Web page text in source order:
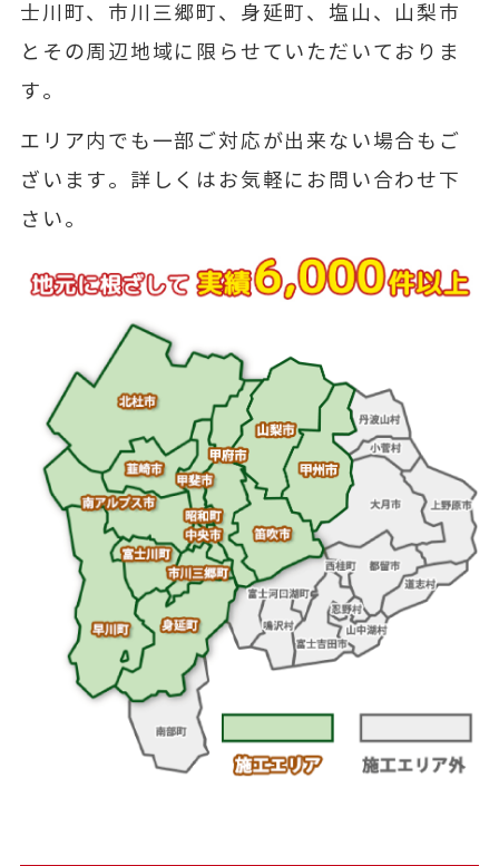
士川町、市川三郷町、身延町、塩山、山梨市
とその周辺地域に限らせていただいておりま
す。
エリア内でも一部ご対応が出来ない場合もご
ざいます。詳しくはお気軽にお問い合わせ下
さい。